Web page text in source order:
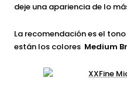
deje una apariencia de lo
La recomendación es el tono
están los colores Medium